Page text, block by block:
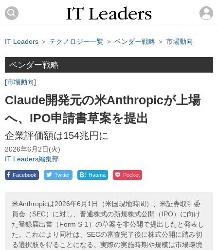
IT Leaders ＞ テクノロジー一覧 ＞ ベンダー戦略 ＞ 市場動向
ベンダー戦略
市場動向
Claude開発元の米Anthropicが上場
へ、IPO申請書草案を提出
企業評価額は154兆円に
2026年6月2日(火)
IT Leaders編集部
Facebook Twitter ! Hatena Pocket
米Anthropicは2026年6月1日（米国現地時間）、米証券取引委
員会（SEC）に対し、普通株式の新規株式公開（IPO）に向け
た登録届出書（Form S-1）の草案を非公開で提出したと発表し
た。これにより同社は、SECの審査完了後に株式公開に踏み切
る選択肢を得ることになる。実際の実施時期や規模は市場環境